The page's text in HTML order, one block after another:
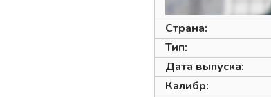
Страна:
Тип:
Дата выпуска:
Калибр: